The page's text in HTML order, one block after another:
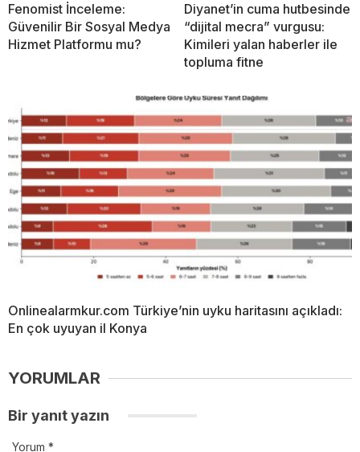
Fenomist İnceleme:
Güvenilir Bir Sosyal Medya
Hizmet Platformu mu?
Diyanet’in cuma hutbesinde
“dijital mecra” vurgusu:
Kimileri yalan haberler ile
topluma fitne
Onlinealarmkur.com Türkiye’nin uyku haritasını açıkladı:
En çok uyuyan il Konya
YORUMLAR
Bir yanıt yazın
Yorum *